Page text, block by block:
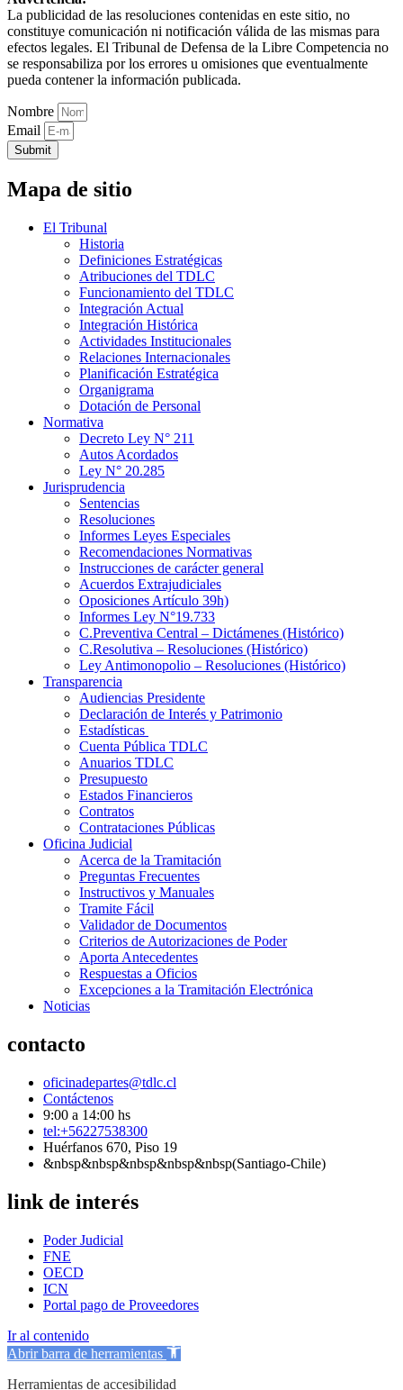
La publicidad de las resoluciones contenidas en este sitio, no
constituye comunicación ni notificación válida de las mismas para
efectos legales. El Tribunal de Defensa de la Libre Competencia no
se responsabiliza por los errores u omisiones que eventualmente
pueda contener la información publicada.
Nombre
Email
Submit
Mapa de sitio
El Tribunal
Historia
Definiciones Estratégicas
Atribuciones del TDLC
Funcionamiento del TDLC
Integración Actual
Integración Histórica
Actividades Institucionales
Relaciones Internacionales
Planificación Estratégica
Organigrama
Dotación de Personal
Normativa
Decreto Ley N° 211
Autos Acordados
Ley N° 20.285
Jurisprudencia
Sentencias
Resoluciones
Informes Leyes Especiales
Recomendaciones Normativas
Instrucciones de carácter general
Acuerdos Extrajudiciales
Oposiciones Artículo 39h)
Informes Ley N°19.733
C.Preventiva Central – Dictámenes (Histórico)
C.Resolutiva – Resoluciones (Histórico)
Ley Antimonopolio – Resoluciones (Histórico)
Transparencia
Audiencias Presidente
Declaración de Interés y Patrimonio
Estadísticas
Cuenta Pública TDLC
Anuarios TDLC
Presupuesto
Estados Financieros
Contratos
Contrataciones Públicas
Oficina Judicial
Acerca de la Tramitación
Preguntas Frecuentes
Instructivos y Manuales
Tramite Fácil
Validador de Documentos
Criterios de Autorizaciones de Poder
Aporta Antecedentes
Respuestas a Oficios
Excepciones a la Tramitación Electrónica
Noticias
contacto
oficinadepartes@tdlc.cl
Contáctenos
9:00 a 14:00 hs
tel:+56227538300
Huérfanos 670, Piso 19
&nbsp&nbsp&nbsp&nbsp&nbsp(Santiago-Chile)
link de interés
Poder Judicial
FNE
OECD
ICN
Portal pago de Proveedores
Ir al contenido
Abrir barra de herramientas
Herramientas de accesibilidad